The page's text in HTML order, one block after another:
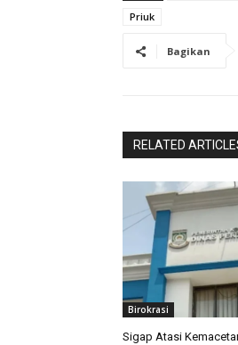
Priuk
Bagikan
RELATED
Birokrasi
Sigap Atasi